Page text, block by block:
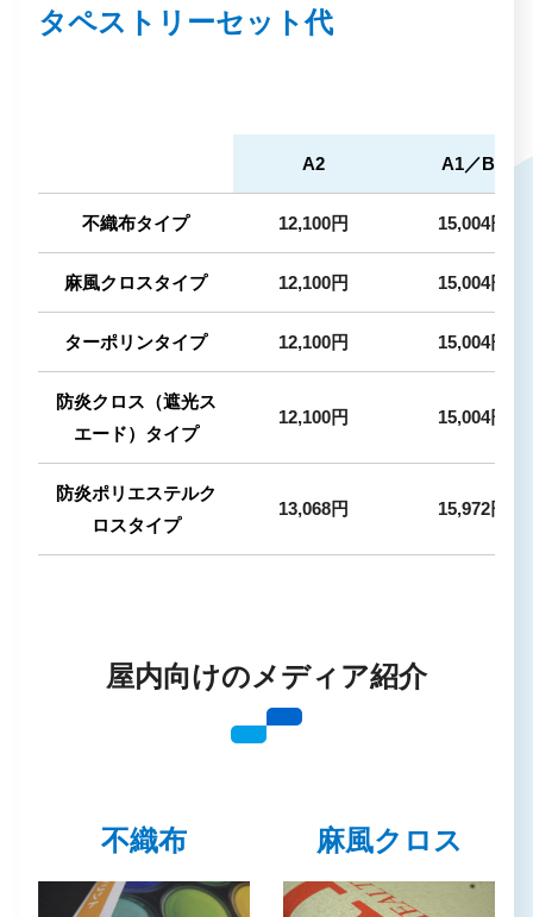
タペストリーセット代
A2 A1／B2
不織布タイプ 12,100円 15,004円
麻風クロスタイプ 12,100円 15,004円
ターポリンタイプ 12,100円 15,004円
防炎クロス（遮光ス
エード）タイプ
12,100円 15,004円
防炎ポリエステルク
ロスタイプ
13,068円 15,972円
屋内向けのメディア紹介
不織布 麻風クロス